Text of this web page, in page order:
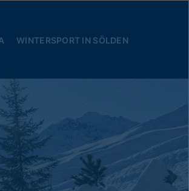
WINTERSPORT IN SÖLDEN